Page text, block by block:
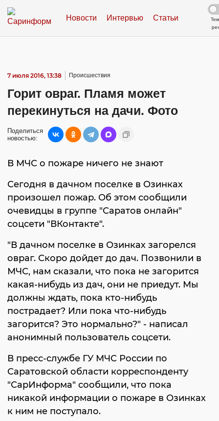
Новости Интервью Статьи
7 июля 2016, 13:38 Происшествия
Горит овраг. Пламя может
перекинуться на дачи. Фото
Поделиться
новостью:
В МЧС о пожаре ничего не знают
Сегодня в дачном поселке в Озинках
произошел пожар. Об этом сообщили
очевидцы в группе "Саратов онлайн"
соцсети "ВКонтакте".
"В дачном поселке в Озинках загорелся
овраг. Скоро дойдет до дач. Позвонили в
МЧС, нам сказали, что пока не загорится
какая-нибудь из дач, они не приедут. Мы
должны ждать, пока кто-нибудь
пострадает? Или пока что-нибудь
загорится? Это нормально?" - написал
анонимный пользователь соцсети.
В пресс-службе ГУ МЧС России по
Саратовской области корреспонденту
"СарИнформа" сообщили, что пока
никакой информации о пожаре в Озинках
к ним не поступало.